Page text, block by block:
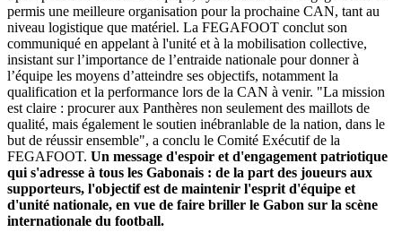
permis une meilleure organisation pour la prochaine CAN, tant au
niveau logistique que matériel. La FEGAFOOT conclut son
communiqué en appelant à l'unité et à la mobilisation collective,
insistant sur l’importance de l’entraide nationale pour donner à
l’équipe les moyens d’atteindre ses objectifs, notamment la
qualification et la performance lors de la CAN à venir. "La mission
est claire : procurer aux Panthères non seulement des maillots de
qualité, mais également le soutien inébranlable de la nation, dans le
but de réussir ensemble", a conclu le Comité Exécutif de la
FEGAFOOT. Un message d'espoir et d'engagement patriotique
qui s'adresse à tous les Gabonais : de la part des joueurs aux
supporteurs, l'objectif est de maintenir l'esprit d'équipe et
d'unité nationale, en vue de faire briller le Gabon sur la scène
internationale du football.